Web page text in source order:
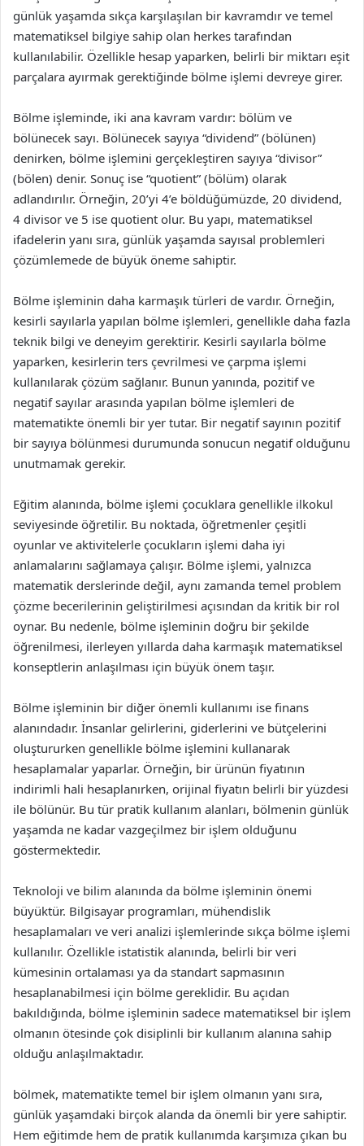
günlük yaşamda sıkça karşılaşılan bir kavramdır ve temel
matematiksel bilgiye sahip olan herkes tarafından
kullanılabilir. Özellikle hesap yaparken, belirli bir miktarı eşit
parçalara ayırmak gerektiğinde bölme işlemi devreye girer.
Bölme işleminde, iki ana kavram vardır: bölüm ve
bölünecek sayı. Bölünecek sayıya “dividend” (bölünen)
denirken, bölme işlemini gerçekleştiren sayıya “divisor”
(bölen) denir. Sonuç ise “quotient” (bölüm) olarak
adlandırılır. Örneğin, 20’yi 4’e böldüğümüzde, 20 dividend,
4 divisor ve 5 ise quotient olur. Bu yapı, matematiksel
ifadelerin yanı sıra, günlük yaşamda sayısal problemleri
çözümlemede de büyük öneme sahiptir.
Bölme işleminin daha karmaşık türleri de vardır. Örneğin,
kesirli sayılarla yapılan bölme işlemleri, genellikle daha fazla
teknik bilgi ve deneyim gerektirir. Kesirli sayılarla bölme
yaparken, kesirlerin ters çevrilmesi ve çarpma işlemi
kullanılarak çözüm sağlanır. Bunun yanında, pozitif ve
negatif sayılar arasında yapılan bölme işlemleri de
matematikte önemli bir yer tutar. Bir negatif sayının pozitif
bir sayıya bölünmesi durumunda sonucun negatif olduğunu
unutmamak gerekir.
Eğitim alanında, bölme işlemi çocuklara genellikle ilkokul
seviyesinde öğretilir. Bu noktada, öğretmenler çeşitli
oyunlar ve aktivitelerle çocukların işlemi daha iyi
anlamalarını sağlamaya çalışır. Bölme işlemi, yalnızca
matematik derslerinde değil, aynı zamanda temel problem
çözme becerilerinin geliştirilmesi açısından da kritik bir rol
oynar. Bu nedenle, bölme işleminin doğru bir şekilde
öğrenilmesi, ilerleyen yıllarda daha karmaşık matematiksel
konseptlerin anlaşılması için büyük önem taşır.
Bölme işleminin bir diğer önemli kullanımı ise finans
alanındadır. İnsanlar gelirlerini, giderlerini ve bütçelerini
oluştururken genellikle bölme işlemini kullanarak
hesaplamalar yaparlar. Örneğin, bir ürünün fiyatının
indirimli hali hesaplanırken, orijinal fiyatın belirli bir yüzdesi
ile bölünür. Bu tür pratik kullanım alanları, bölmenin günlük
yaşamda ne kadar vazgeçilmez bir işlem olduğunu
göstermektedir.
Teknoloji ve bilim alanında da bölme işleminin önemi
büyüktür. Bilgisayar programları, mühendislik
hesaplamaları ve veri analizi işlemlerinde sıkça bölme işlemi
kullanılır. Özellikle istatistik alanında, belirli bir veri
kümesinin ortalaması ya da standart sapmasının
hesaplanabilmesi için bölme gereklidir. Bu açıdan
bakıldığında, bölme işleminin sadece matematiksel bir işlem
olmanın ötesinde çok disiplinli bir kullanım alanına sahip
olduğu anlaşılmaktadır.
bölmek, matematikte temel bir işlem olmanın yanı sıra,
günlük yaşamdaki birçok alanda da önemli bir yere sahiptir.
Hem eğitimde hem de pratik kullanımda karşımıza çıkan bu